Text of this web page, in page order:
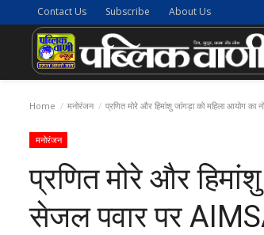
Contact Us Subscribe About Us
Home मनोरंजन प्रणित मोरे और हिमांशु जांगड़ा को महिला आयोग का
मनोरंजन
प्रणित मोरे और
सेजल पवार पर